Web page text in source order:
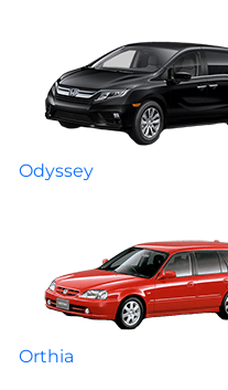
Odyssey
Orthia